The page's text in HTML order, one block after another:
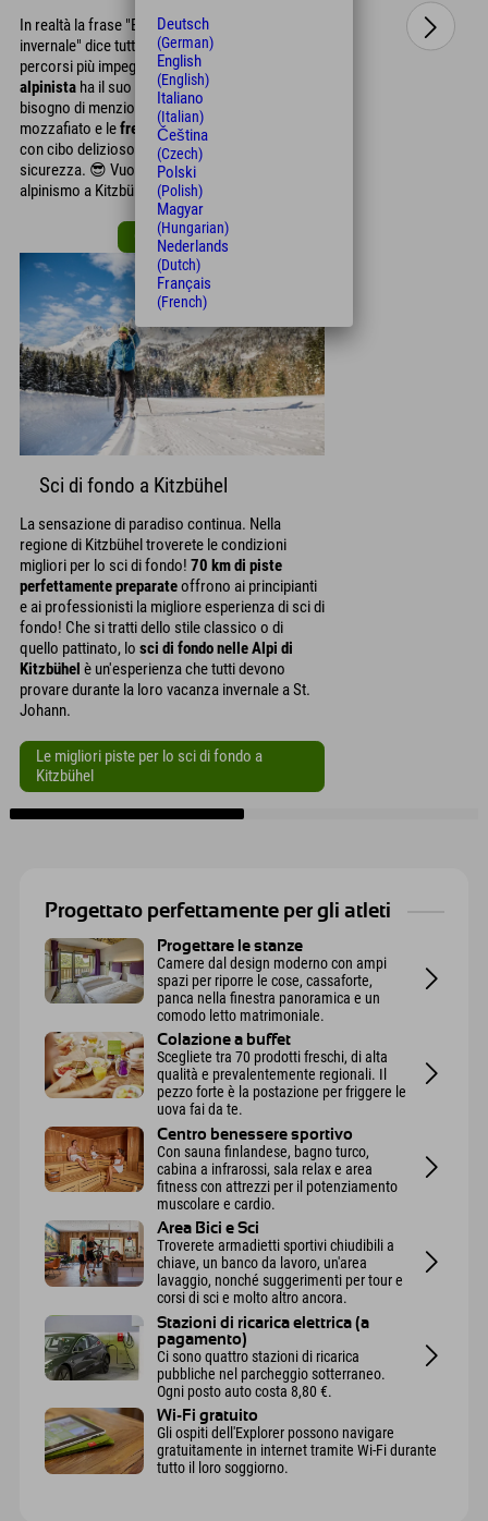
In realtà la frase "Benvenuti nel paradiso
invernale" dice tutto. Dai tour più tranquilli ai
percorsi più impegnativi, a Kitzbühel ogni
alpinista ha il suo programma adatto. Non c'è
bisogno di menzionare lo scenario montano
mozzafiato e lefresche serate di sci alpinismo
con cibo delizioso, ma lo faremo comunque, per
sicurezza. 😎 Vuoi saperne di più sullo sci
alpinismo a Kitzbühel?
Questi sono i nostri consigli
Sci di fondo a Kitzbühel
La sensazione di paradiso continua. Nella
regione di Kitzbühel troverete le condizioni
migliori per lo sci di fondo! 70 km di piste
perfettamente preparateoffrono ai principianti
e ai professionisti la migliore esperienza di sci di
fondo! Che si tratti dello stile classico o di
quello pattinato, lo sci di fondo nelle Alpi di
Kitzbühel è un'esperienza che tutti devono
provare durante la loro vacanza invernale a St.
Johann.
Le migliori piste per lo sci di fondo a
Kitzbühel
Progettato perfettamente per gli atleti
Progettare le stanze
Camere dal design moderno con ampi
spazi per riporre le cose, cassaforte,
panca nella finestra panoramica e un
comodo letto matrimoniale.
Colazione a buffet
Scegliete tra 70 prodotti freschi, di alta
qualità e prevalentemente regionali. Il
pezzo forte è la postazione per friggere le
uova fai da te.
Centro benessere sportivo
Con sauna finlandese, bagno turco,
cabina a infrarossi, sala relax e area
fitness con attrezzi per il potenziamento
muscolare e cardio.
Area Bici e Sci
Troverete armadietti sportivi chiudibili a
chiave, un banco da lavoro, un'area
lavaggio, nonché suggerimenti per tour e
corsi di sci e molto altro ancora.
Stazioni di ricarica elettrica (a
pagamento)
Ci sono quattro stazioni di ricarica
pubbliche nel parcheggio sotterraneo.
Ogni posto auto costa 8,80 €.
Wi-Fi gratuito
Gli ospiti dell'Explorer possono navigare
gratuitamente in internet tramite Wi-Fi durante
tutto il loro soggiorno.
Deutsch
(German)
English
(English)
Italiano
(Italian)
Čeština
(Czech)
Polski
(Polish)
Magyar
(Hungarian)
Nederlands
(Dutch)
Français
(French)